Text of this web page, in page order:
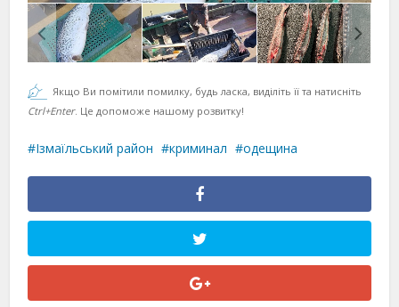
Якщо Ви помітили помилку, будь ласка, виділіть її та натисніть
Ctrl+Enter. Це допоможе нашому розвитку!
Ізмаїльський район криминал одещина